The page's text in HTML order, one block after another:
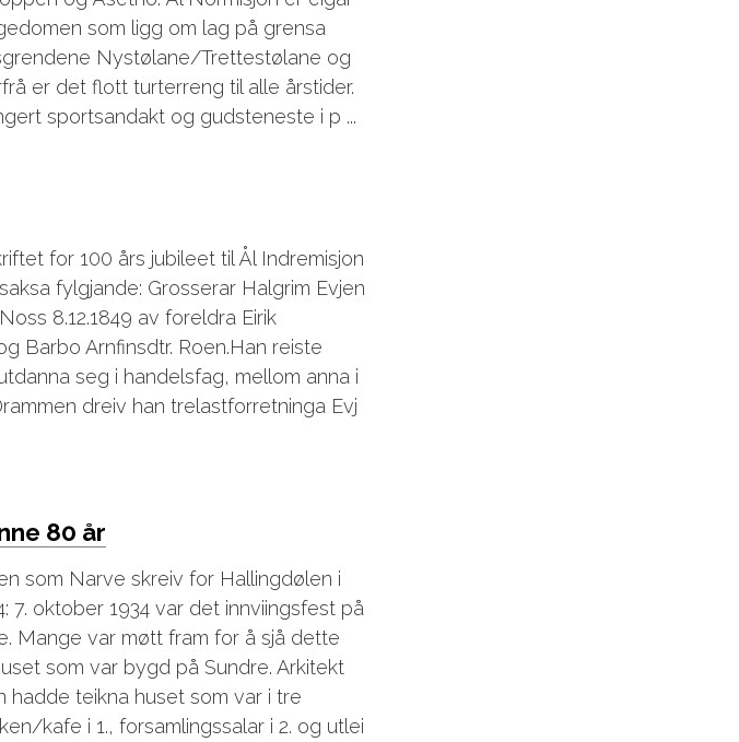
som ligg om lag på grensa
Nystølane/Trettestølane og
er det flott turterreng til alle årstider.
sportsandakt og gudsteneste i p ...
for 100 års jubileet til Ål Indremisjon
fylgjande: Grosserar Halgrim Evjen
8.12.1849 av foreldra Eirik
Barbo Arnfinsdtr. Roen.Han reiste
seg i handelsfag, mellom anna i
dreiv han trelastforretninga Evj
80 år
som Narve skreiv for Hallingdølen i
7. oktober 1934 var det innviingsfest på
Mange var møtt fram for å sjå dette
som var bygd på Sundre. Arkitekt
hadde teikna huset som var i tre
kafe i 1., forsamlingssalar i 2. og utlei